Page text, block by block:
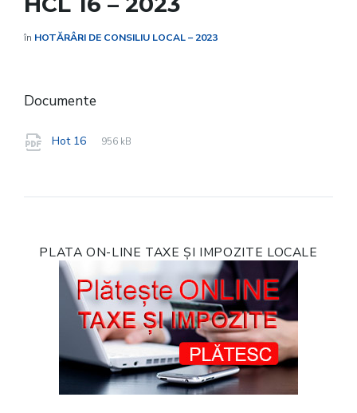
în HOTĂRÂRI DE CONSILIU LOCAL – 2023
Documente
Hot 16
File
pdf
File
956 kB
PLATA ON-LINE TAXE ȘI IMPOZITE LOCALE